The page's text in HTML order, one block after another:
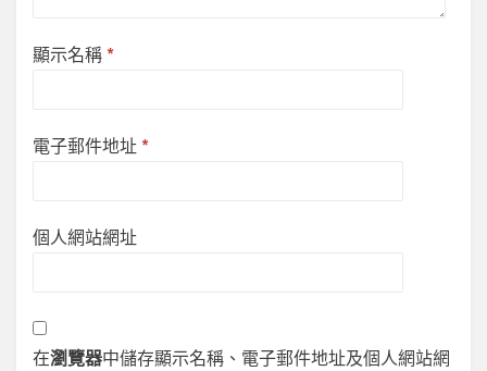
顯示名稱 *
電子郵件地址 *
個人網站網址
在瀏覽器中儲存顯示名稱、電子郵件地址及個人網站網